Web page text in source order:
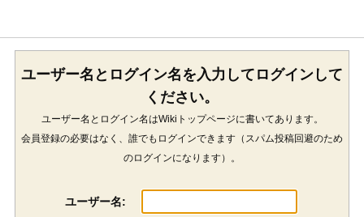
ユーザー名とログイン名を入力してログインして
ください。
ユーザー名とログイン名はWikiトップページに書いてあります。
会員登録の必要はなく、誰でもログインできます（スパム投稿回避のため
のログインになります）。
ユーザー名: